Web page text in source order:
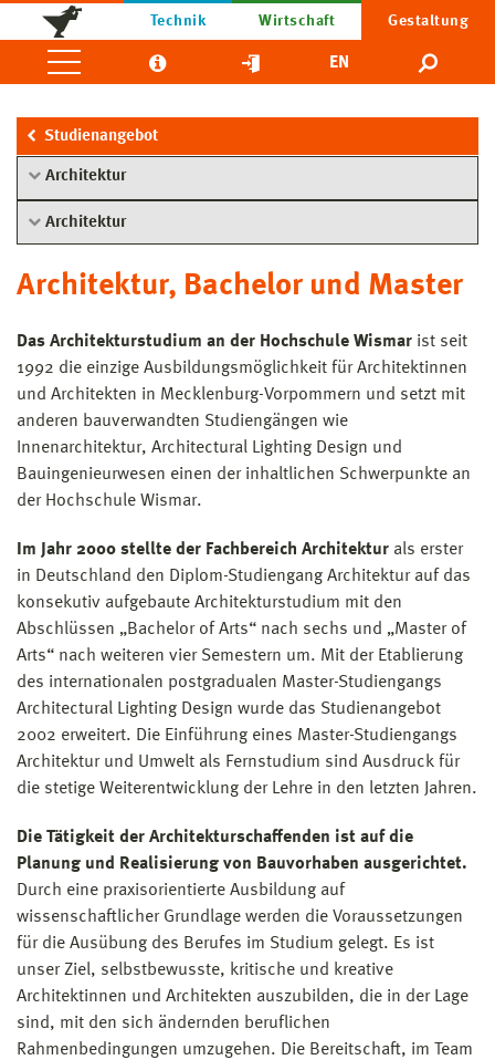
Technik Wirtschaft Gestaltung
EN
Studienangebot
Architektur
Architektur
Architektur, Bachelor und Master
Das Architekturstudium an der Hochschule Wismar ist seit
1992 die einzige Ausbildungsmöglichkeit für Architektinnen
und Architekten in Mecklenburg-Vorpommern und setzt mit
anderen bauverwandten Studiengängen wie
Innenarchitektur, Architectural Lighting Design und
Bauingenieurwesen einen der inhaltlichen Schwerpunkte an
der Hochschule Wismar.
Im Jahr 2000 stellte der Fachbereich Architektur als erster
in Deutschland den Diplom-Studiengang Architektur auf das
konsekutiv aufgebaute Architekturstudium mit den
Abschlüssen „Bachelor of Arts“ nach sechs und „Master of
Arts“ nach weiteren vier Semestern um. Mit der Etablierung
des internationalen postgradualen Master-Studiengangs
Architectural Lighting Design wurde das Studienangebot
2002 erweitert. Die Einführung eines Master-Studiengangs
Architektur und Umwelt als Fernstudium sind Ausdruck für
die stetige Weiterentwicklung der Lehre in den letzten Jahren.
Die Tätigkeit der Architekturschaffenden ist auf die
Planung und Realisierung von Bauvorhaben ausgerichtet.
Durch eine praxisorientierte Ausbildung auf
wissenschaftlicher Grundlage werden die Voraussetzungen
für die Ausübung des Berufes im Studium gelegt. Es ist
unser Ziel, selbstbewusste, kritische und kreative
Architektinnen und Architekten auszubilden, die in der Lage
sind, mit den sich ändernden beruflichen
Rahmenbedingungen umzugehen. Die Bereitschaft, im Team